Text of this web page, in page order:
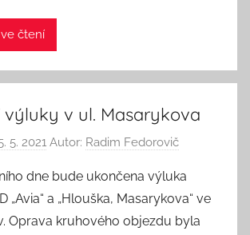
čtení
výluky v ul. Masarykova
5. 2021 Autor: Radim Fedorovič
dne bude ukončena výluka
„Avia“ a „Hlouška, Masarykova“ ve
Oprava kruhového objezdu byla